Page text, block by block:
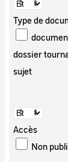
Type de
dossier
sujet
Accès
Non